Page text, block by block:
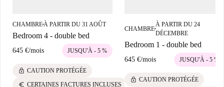
CHAMBRE■À PARTIR DU 31 AOÛT
Bedroom 4 - double bed
645 €/mois JUSQU'À - 5 %
lock CAUTION PROTÉGÉE
euro CERTAINES FACTURES INCLUSES
CHAMBRE■
À PARTIR DU 24
DÉCEMBRE
Bedroom 1 - double bed
645 €/mois JUSQU'À - 5 %
lock CAUTION PROTÉGÉE